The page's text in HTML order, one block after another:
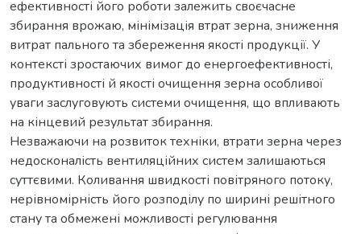
ефективності його роботи залежить своєчасне
збирання врожаю, мінімізація втрат зерна, зниження
витрат пального та збереження якості продукції. У
контексті зростаючих вимог до енергоефективності,
продуктивності й якості очищення зерна особливої
уваги заслуговують системи очищення, що впливають
на кінцевий результат збирання.
Незважаючи на розвиток техніки, втрати зерна через
недосконалість вентиляційних систем залишаються
суттєвими. Коливання швидкості повітряного потоку,
нерівномірність його розподілу по ширині решітного
стану та обмежені можливості регулювання